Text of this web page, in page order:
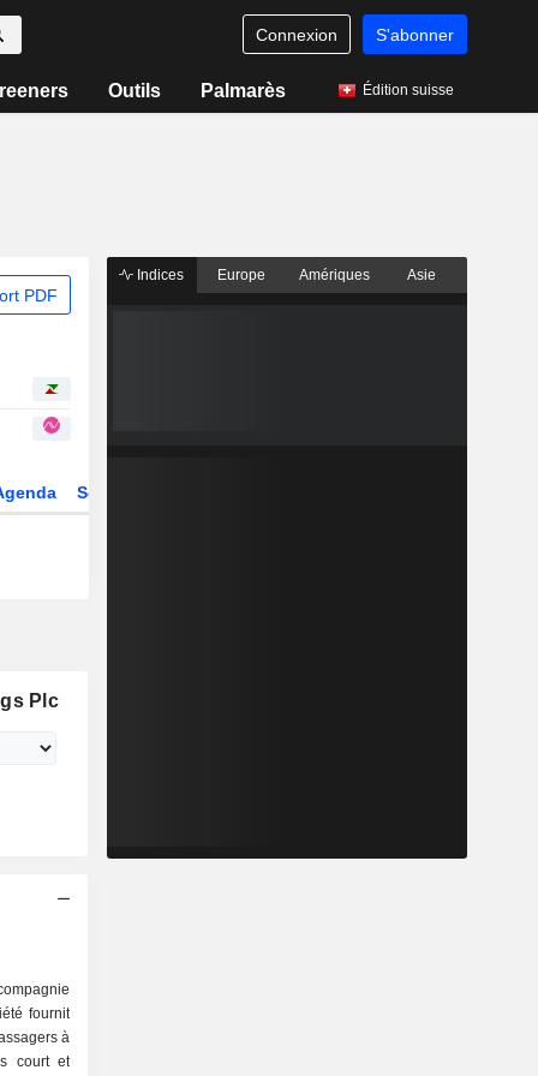
Connexion S'abonner
Outils Palmarès Édition suisse
PDF
Secteur
Plc
fournit
à
court et
Indices Europe Amériques Asie